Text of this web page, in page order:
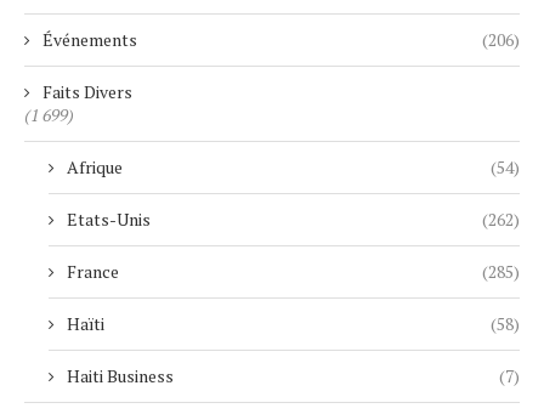
Événements (206)
Faits Divers
(1 699)
Afrique (54)
Etats-Unis (262)
France (285)
Haïti (58)
Haiti Business (7)